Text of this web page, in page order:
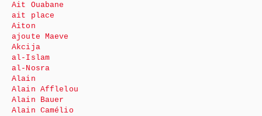
Ait Ouabane
ait place
Aiton
ajoute Maeve
Akcija
al-Islam
al-Nosra
Alain
Alain Afflelou
Alain Bauer
Alain Camélio